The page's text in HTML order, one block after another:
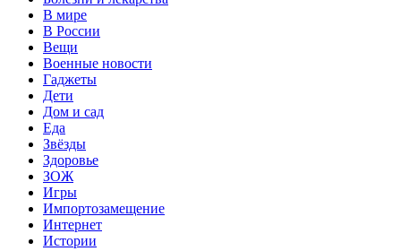
В мире
В России
Вещи
Военные новости
Гаджеты
Дети
Дом и сад
Еда
Звёзды
Здоровье
ЗОЖ
Игры
Импортозамещение
Интернет
Истории